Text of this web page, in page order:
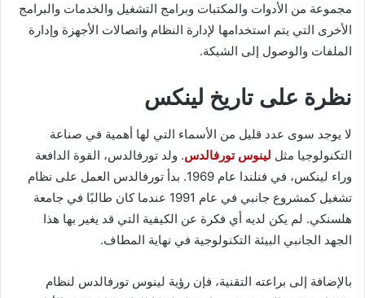
مجموعة من الأدوات والمكتبات وبرامج التشغيل والخدمات والبرامج
الأخرى التي يتم استخدامها لإدارة النظام واتصالات الأجهزة وإدارة
الملفات والوصول إلى الشبكة.
نظرة على تاريخ لينكس
لا يوجد سوى عدد قليل من الأسماء التي لها أهمية في صناعة
التكنولوجيا مثل لينوس تورفالدس. ولد تورفالدس، القوة الدافعة
وراء لينكس، في فنلندا عام 1969. بدأ تورفالدس العمل على نظام
تشغيل كمشروع جانبي في عام 1991 عندما كان طالبًا في جامعة
هلسنكي. لم يكن لديه أي فكرة عن الكيفية التي قد يغير بها هذا
الجهد الجانبي البيئة التكنولوجية في نهاية المطاف.
بالإضافة إلى براعته التقنية، فإن رؤية لينوس تورفالدس لنظام